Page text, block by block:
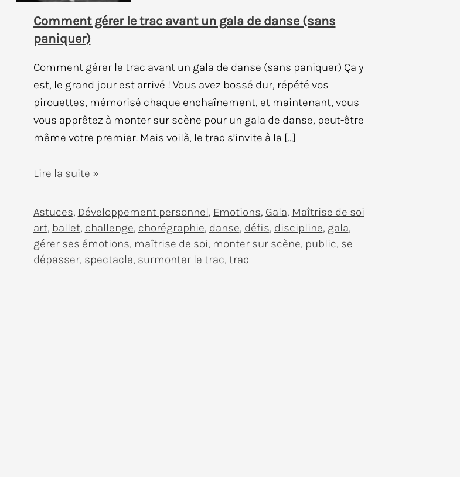
Comment gérer le trac avant un gala de danse (sans
paniquer)
Comment gérer le trac avant un gala de danse (sans paniquer) Ça y
est, le grand jour est arrivé ! Vous avez bossé dur, répété vos
pirouettes, mémorisé chaque enchaînement, et maintenant, vous
vous apprêtez à monter sur scène pour un gala de danse, peut-être
même votre premier. Mais voilà, le trac s’invite à la […]
Comment
le
trac
avant
un
Lire la suite »
Astuces, Développement personnel, Emotions, Gala, Maîtrise de soi
art, ballet, challenge, chorégraphie, danse, défis, discipline, gala,
gérer ses émotions, maîtrise de soi, monter sur scène, public, se
dépasser, spectacle, surmonter le trac, trac